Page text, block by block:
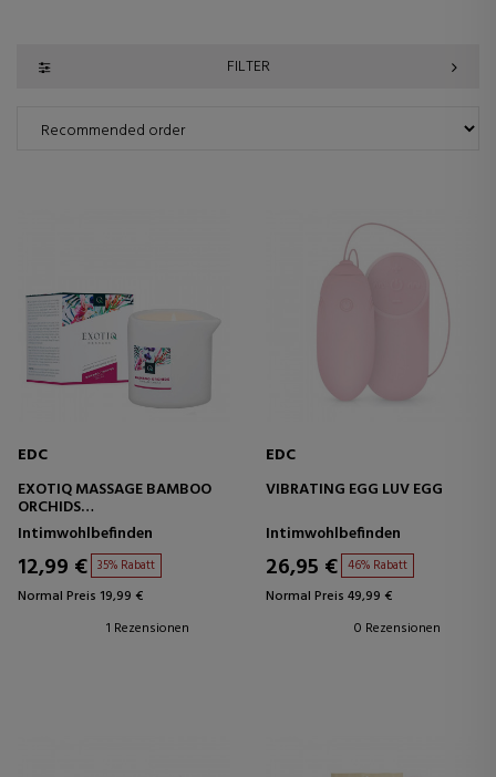
FILTER
EDC
EXOTIQ MASSAGE BAMBOO
ORCHIDS
MASSAGEKERZE
Intimwohlbefinden
12,99 € 35% Rabatt
Normal Preis 19,99 €
1 Rezensionen
EDC
VIBRATING EGG LUV EGG
Intimwohlbefinden
26,95 € 46% Rabatt
Normal Preis 49,99 €
0 Rezensionen